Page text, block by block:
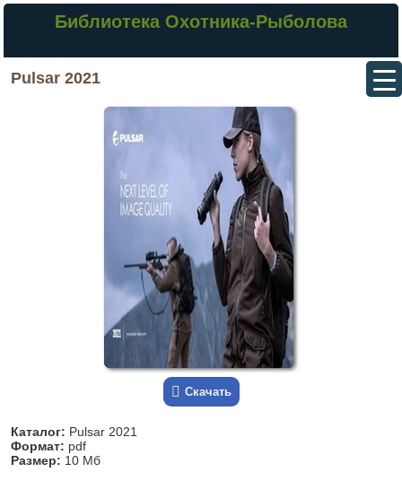
Библиотека Охотника-Рыболова
Pulsar 2021
Скачать
Каталог: Pulsar 2021
Формат: pdf
Размер: 10 Мб